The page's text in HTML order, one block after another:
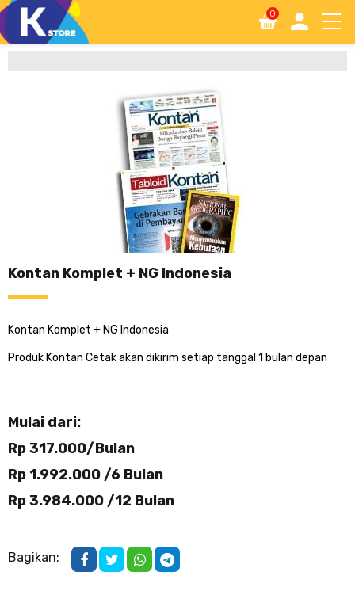
0
Kontan Komplet + NG Indonesia
Kontan Komplet + NG Indonesia
Produk Kontan Cetak akan dikirim setiap tanggal 1 bulan depan
Mulai dari:
Rp 317.000/Bulan
Rp 1.992.000 /6 Bulan
Rp 3.984.000 /12 Bulan
Bagikan: